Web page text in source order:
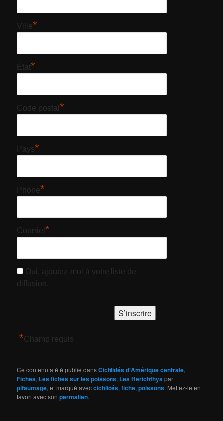
Ville*
État*
Code postal*
Pays*
Phone*
Courriel*
Oui, ajoutez-moi à votre liste de
diffusion.
*Champ requis
Ce contenu a été publié dansCichlidés d'Amérique centrale,
Fiches, Les fiches sur les poissons, Les Herichthyspar
pifaumage, et marqué aveccichlidés,fiche,poissons. Mettez-le en
favori avec sonpermalien.